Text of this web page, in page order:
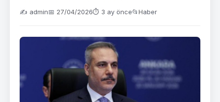
✍️ admin📅 27/04/2026⏱ 3 ay önce📂Haber